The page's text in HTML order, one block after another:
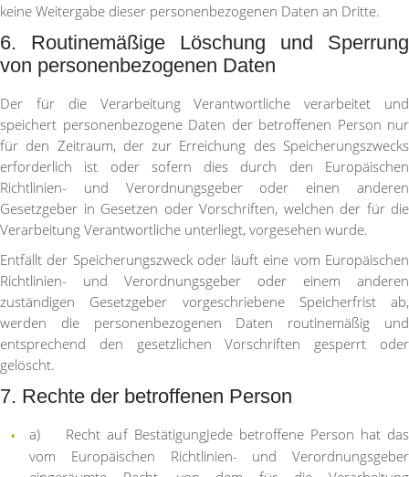
keine Weitergabe dieser personenbezogenen Daten an Dritte.
6. Routinemäßige Löschung und Sperrung
von personenbezogenen Daten
Der für die Verarbeitung Verantwortliche verarbeitet und
speichert personenbezogene Daten der betroffenen Person nur
für den Zeitraum, der zur Erreichung des Speicherungszwecks
erforderlich ist oder sofern dies durch den Europäischen
Richtlinien- und Verordnungsgeber oder einen anderen
Gesetzgeber in Gesetzen oder Vorschriften, welchen der für die
Verarbeitung Verantwortliche unterliegt, vorgesehen wurde.
Entfällt der Speicherungszweck oder läuft eine vom Europäischen
Richtlinien- und Verordnungsgeber oder einem anderen
zuständigen Gesetzgeber vorgeschriebene Speicherfrist ab,
werden die personenbezogenen Daten routinemäßig und
entsprechend den gesetzlichen Vorschriften gesperrt oder
gelöscht.
7. Rechte der betroffenen Person
a) Recht auf BestätigungJede betroffene Person hat das
vom Europäischen Richtlinien- und Verordnungsgeber